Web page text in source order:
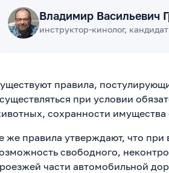
Владимир Васильевич
инструктор-кинолог,
правила,
при условии
сохранности
же правила утверждают, что при
свободного,
части автомобильной